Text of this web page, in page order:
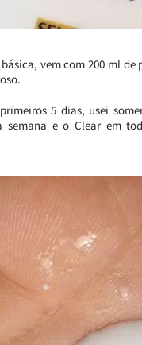
vem com 200 ml
5 dias, usei
semana e o Clear em